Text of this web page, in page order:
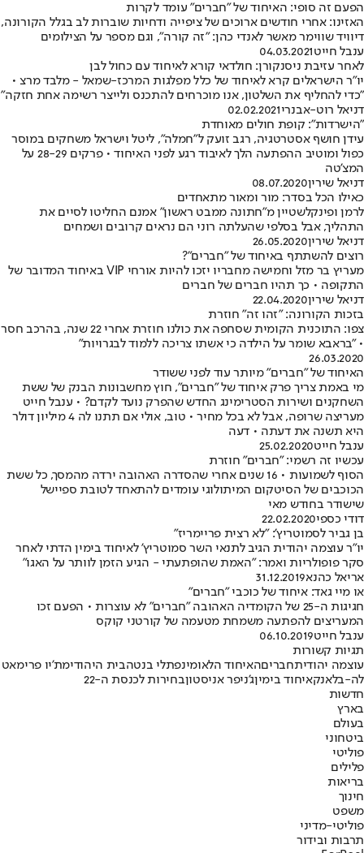
הפעם זה סופי: האיחוד של "חברים" עומד לקרות
האזינו: אחרי חודשים ארוכים של ציפייה ודחיות שוברות לב בגלל הקורונה,
דיוויד שווימר מאשר לאנדי כהן: "זה קורה", וגם מספר על הצילומים
ענבל חייט04.03.2021
לאחר עזיבת ניסנקורן: חולדאי קורא לאיחוד עם כחול לבן
יו"ר הישראלים קרא לאיחוד של כלל מפלגות המרכז-שמאל - מלבד מרצ •
"כדי להחליף את השלטון, אנו מוכרחים להתכנס ולייצר רשימה אחת חזקה"
דניאל רוט-אבנרי02.02.2021
"הישרדות": קופת חולים מאוחדת
עידן חושף אסטרטגיה, רגב זועק ל"חמלה", ליטל וישראל משחקים במוסר
כפול ומוטיב ההפתעה הלך לאיבוד רגע לפני האיחוד • פרקים 28-29 על
המצ'טה
דניאל שירין08.07.2020
כאילו הכל בסדר: מור ומאור מתאחדים
לרמן ופינקלשטיין מ"חתונה ממבט ראשון" אמנם החליטו לסיים את
התהליך, אבל בסלפי שהעלתה רוני הם נראים קרובים ושמחים
דניאל שירין26.05.2020
רוצים להשתתף באיחוד של "חברים"?
מעריץ בר מזל וחמישה מחבריו יזכו להיות אורחי VIP באיחוד המדובר של
התקופה • כך תהיו חברים של חברים
דניאל שירין22.04.2020
בזכות הקורונה: "זהו זה" חוזרת
צפו: התוכנית הקומית שסחפה את כולנו חוזרת אחרי 22 שנה, בהרכב חסר
• "בראבא שומר על הילדה כי אשתו צריכה ללמוד לבגרויות"
26.03.2020
האיחוד של "חברים" מיותר עוד לפני ששודר
מי באמת צריך פרק איחוד של "חברים", חוץ מחשבונות הבנק של ששת
השחקנים ושירות הסטרימינג החדש שהפרק נועד לקדם? • ענבל חייט
מעריצה שרופה, אבל לא בכל מחיר • טוב, אולי אם תתנו לה 4 מיליון דולר
היא תשנה את דעתה • דעה
ענבל חייט25.02.2020
עכשיו זה רשמי: "חברים" חוזרת
הסוף לשמועות • 16 שנים אחרי שהסדרה האהובה ירדה מהמסך, כל ששת
הכוכבים של הסיטקום המיתולוגי עומדים להתאחד לטובת ספיישל
שישודר בחודש מאי
דודי כספי22.02.2020
בן גביר לסמוטריץ': "לא רצית פריימריז"
יו"ר עוצמה יהודית הגיב לתנאי השר סמוטריץ' לאיחוד בימין הדתי לאחר
סקר פופולריות ואמר: "האמת שהופתעתי - הגיע הזמן לוותר על האגו"
אריאל כהנא31.12.2019
או מיי גאד: איחוד של כוכבי "חברים"
חגיגות ה-25 של הקומדיה האהובה "חברים" לא עוצרות • הפעם זכו
המעריצים להפתעה משמחת מטעמה של קורטני קוקס
ענבל חייט06.10.2019
תגיות קשורות
עוצמה יהודיתחבריםהאיחוד הלאומינפתלי בנטהבית היהודימת'יו פרימאט
לה-בלאנקאיחוד בימיןג'ניפר אניסטוןבחירות לכנסת ה-22
חדשות
בארץ
בעולם
ביטחוני
פוליטי
פלילים
בריאות
חינוך
משפט
פוליטי-מדיני
תרבות ובידור